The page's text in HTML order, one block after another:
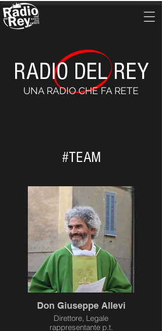
RADIO DEL REY
UNA RADIO CHE FA RETE
#TEAM
Don Giuseppe Allevi
Direttore, Legale
rappresentante p.t.